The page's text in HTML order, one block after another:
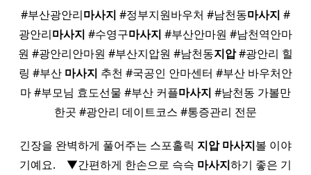
#부산광안리마사지 #정부지원바우처 #남천동마사지 #
광안리마사지 #수영구마사지 #부산안마원 #남천역안마
원 #광안리안마원 #부산지압원 #남천동지압#광안리 힐
링 #부산 마사지 추천 #국공인 안마센터 #부산 바우처안
마 #부모님 효도선물 #부산 커플마사지 #남천동 가볼만
한곳 #광안리 데이트코스 #통증관리 전문
긴장을 완벽하게 풀어주는 스포홀릭 지압 마사지볼 이야
기예요. ​ ​ ​ ▼간편하게 한손으로 슥슥 마사지하기 좋은 기